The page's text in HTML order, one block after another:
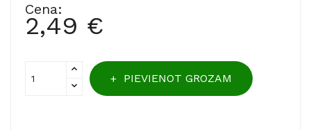
Cena:
2,49 €
PIEVIENOT GROZAM